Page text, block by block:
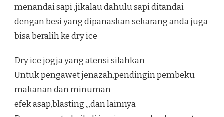
menandai sapi ,jikalau dahulu sapi ditandai
dengan besi yang dipanaskan sekarang anda juga
bisa beralih ke dry ice
Dry ice jogja yang atensi silahkan
Untuk pengawet jenazah,pendingin pembeku
makanan dan minuman
efek asap,blasting ,,,dan lainnya